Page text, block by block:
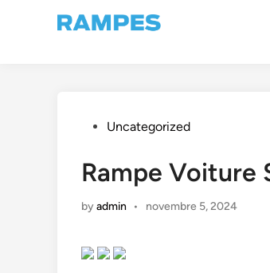
PostedUncategorized
Rampe Voiture
byadmin • novembre 5, 2024